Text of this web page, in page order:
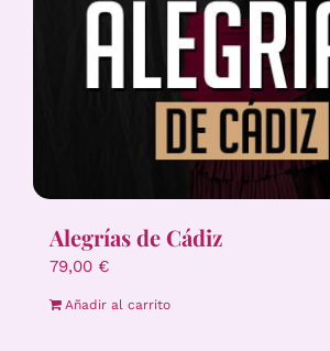
Alegrías de Cádiz
79,00 €
Añadir al carrito